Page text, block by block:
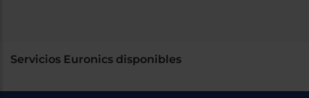
Servicios Euronics disponibles